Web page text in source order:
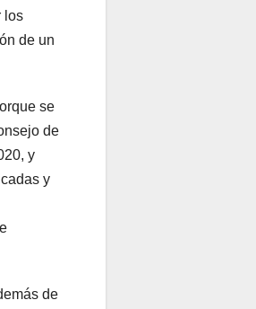
los
de un
se
de
y
y
de